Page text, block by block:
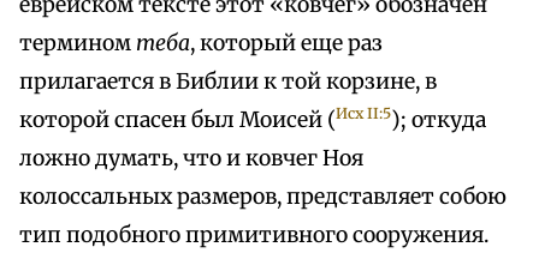
термином теба, который еще раз
прилагается в Библии к той корзине, в
которой спасен был Моисей (Исх II:5); откуда
ложно думать, что и ковчег Ноя
колоссальных размеров, представляет собою
тип подобного примитивного сооружения.